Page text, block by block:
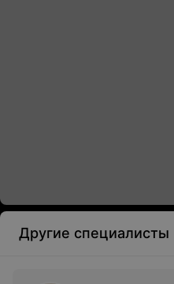
Другие специалисты